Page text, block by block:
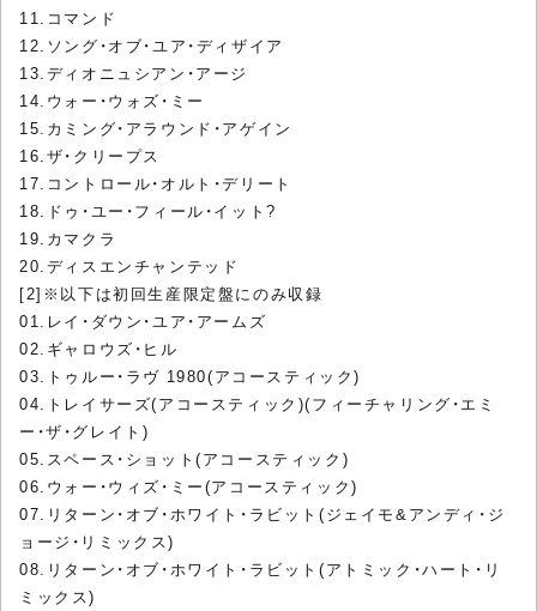
11.コマンド
12.ソング・オブ・ユア・ディザイア
13.ディオニュシアン・アージ
14.ウォー・ウォズ・ミー
15.カミング・アラウンド・アゲイン
16.ザ・クリープス
17.コントロール・オルト・デリート
18.ドゥ・ユー・フィール・イット?
19.カマクラ
20.ディスエンチャンテッド
[2]※以下は初回生産限定盤にのみ収録
01.レイ・ダウン・ユア・アームズ
02.ギャロウズ・ヒル
03.トゥルー・ラヴ 1980(アコースティック)
04.トレイサーズ(アコースティック)(フィーチャリング・エミ
ー・ザ・グレイト)
05.スペース・ショット(アコースティック)
06.ウォー・ウィズ・ミー(アコースティック)
07.リターン・オブ・ホワイト・ラビット(ジェイモ&アンディ・ジ
ョージ・リミックス)
08.リターン・オブ・ホワイト・ラビット(アトミック・ハート・リ
ミックス)